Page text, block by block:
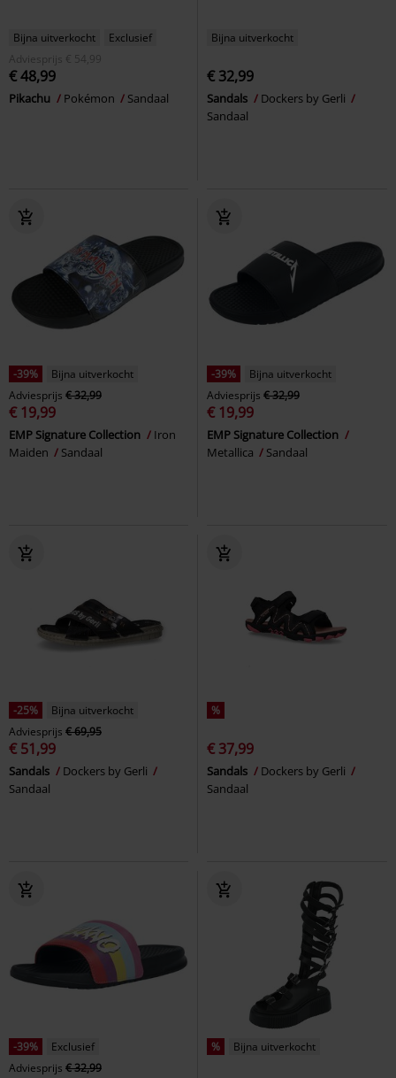
Bijna uitverkocht
Exclusief
Adviesprijs
€ 54,99
€ 48,99
Pikachu Pokémon Sandaal
Bijna uitverkocht
€ 32,99
Sandals
Dockers by Gerli
Sandaal
-39%
Bijna uitverkocht
Adviesprijs € 32,99
€ 19,99
EMP Signature Collection
Iron
Maiden
Sandaal
-39%
Bijna uitverkocht
Adviesprijs € 32,99
€ 19,99
EMP Signature Collection
Metallica
Sandaal
-25%
Bijna uitverkocht
Adviesprijs € 69,95
€ 51,99
Sandals
Dockers by Gerli
Sandaal
%
€ 37,99
Sandals
Dockers by Gerli
Sandaal
-39%
Exclusief
Adviesprijs € 32,99
% Bijna uitverkocht